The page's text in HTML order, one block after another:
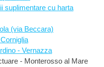
suplimentare cu harta
(via Beccara)
- Vernazza
- Monterosso al Mare